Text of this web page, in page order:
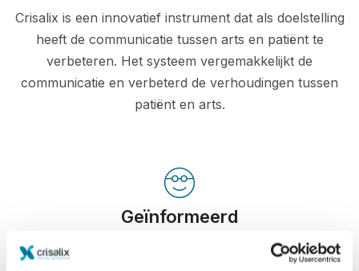
Crisalix is een innovatief instrument dat als doelstelling
heeft de communicatie tussen arts en patiënt te
verbeteren. Het systeem vergemakkelijkt de
communicatie en verbeterd de verhoudingen tussen
patiënt en arts.
Geïnformeerd
Crisalix helpt patiënten inzicht te krijgen over de
mogelijke resultaten van de gekozen ingrepen